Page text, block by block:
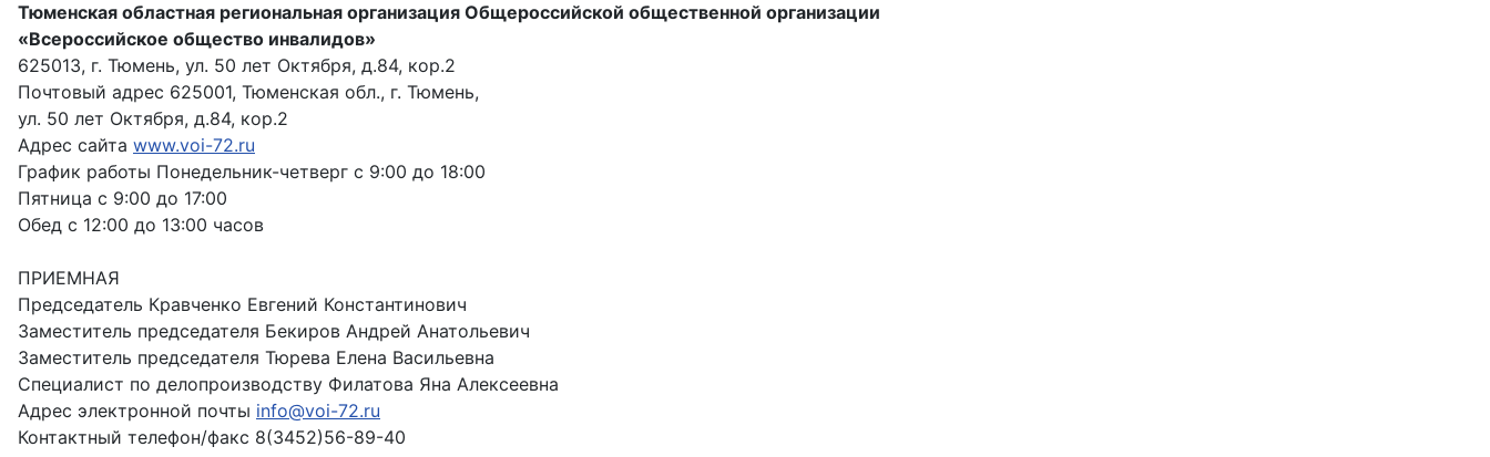
Тюменская областная региональная организация Общероссийской общественной организации
«Всероссийское общество инвалидов»
625013, г. Тюмень, ул. 50 лет Октября, д.84, кор.2
Почтовый адрес 625001, Тюменская обл., г. Тюмень,
ул. 50 лет Октября, д.84, кор.2
Адрес сайта www.voi-72.ru
График работы Понедельник-четверг с 9:00 до 18:00
Пятница с 9:00 до 17:00
Обед с 12:00 до 13:00 часов
ПРИЕМНАЯ
Председатель Кравченко Евгений Константинович
Заместитель председателя Бекиров Андрей Анатольевич
Заместитель председателя Тюрева Елена Васильевна
Специалист по делопроизводству Филатова Яна Алексеевна
Адрес электронной почты info@voi-72.ru
Контактный телефон/факс 8(3452)56-89-40